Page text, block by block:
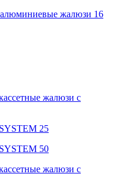
жалюзи 16
жалюзи с
25
50
жалюзи с